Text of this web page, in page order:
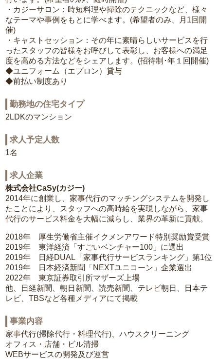
・カジーサロン：時短料理や掃除のテクニックなど、様々
なテーマや事例をもとに学べます。(希望者のみ、月1回開
催)
・キャストセッション：その年に素晴らしいサービスを行
ったスタッフの皆様をお呼びして表彰し、お客様への満足
度を高める方法などをシェアします。(招待制･年１回開催)
◆ユニフォーム（エプロン）貸与
◆前払い制度あり
勤務地の住宅タイプ
2LDKのマンション
求人予定人数
1名
求人企業
株式会社CaSy(カジー)
2014年に創業し、家事代行のマッチングシステムを開発し
たことにより、スタッフへの高時給を実現しながら、家事
代行のサービス料金を大幅に減らし、業界の革新に貢献。
2018年 厚生労働省主催イクメンアワード特別奨励賞受賞
2019年 東洋経済「すごいベンチャー100」に選出
2019年 日経DUAL「家事代行サービスランキング」第1位
2019年 日本経済新聞「NEXTユニコーン」企業選出
2022年 東京証券取引所マザーズ上場
他、日経新聞、朝日新聞、読売新聞、テレビ朝日、日本テ
レビ、TBSなど各種メディアにて掲載
事業内容
家事代行(掃除代行・料理代行)、ハウスクリーニング
オフィス・店舗・ビル清掃
WEBサービスの開発及び運営